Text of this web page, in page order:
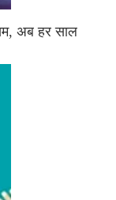
अब हर साल